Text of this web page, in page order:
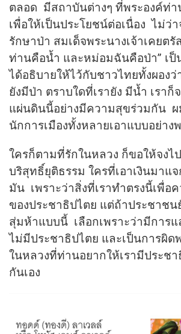
ตลอด มีสถาบันต่างๆ ที่พระองค์ท่า
เพื่อให้เป็นประโยชน์ต่อเนื่อง ไม่ว่
รักษาป่า สมเด็จพระนางเจ้าเคยตรั
ท่านคือน้ำ และหม่อมฉันคือป่า” เป็
ได้อธิบายให้ไว้กับชาวไทยทั้งผองว่
ยังมีป่า ตราบใดที่เรายัง มีน้ำ เรา
แผ่นดินนี้อย่างมีความสุขร่วมกัน ผ
นักการเมืองทั้งหลายเอาแบบอย่าง
ใครก็ตามที่รักในหลวง ก็ขอให้จงไ
บริสุทธิ์ยุติธรรม ใครที่เอาเงินมาแจ
มัน เพราะว่าสิ่งที่เราทำตรงนี้เพื่อ
ของประชาธิปไตย แต่ถ้าประชาชน
สุ่มห้าแบบนี้ เลือกเพราะว่ามีการแ
ไม่มีประชาธิปไตย และเป็นการผิด
ในหลวงที่ท่านอยากให้เรามีประช
กันเอง